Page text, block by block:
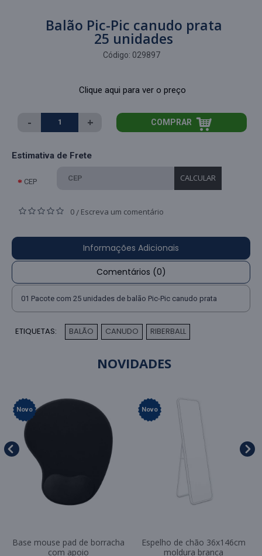
Balão Pic-Pic canudo prata
25 unidades
Código: 029897
Clique aqui para ver o preço
- + COMPRAR
Estimativa de Frete
CEP CALCULAR
0 / Escreva um comentário
Informações Adicionais
Comentários (0)
01 Pacote com 25 unidades de balão Pic-Pic canudo prata
ETIQUETAS: BALÃO CANUDO RIBERBALL
NOVIDADES
Novo
Base mouse pad de borracha
com apoio
Novo
Espelho de chão 36x146cm
moldura branca